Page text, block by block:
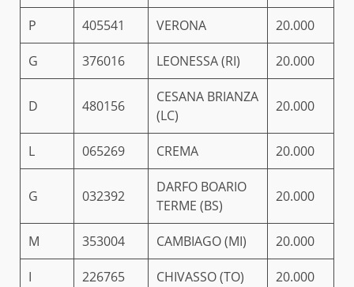
P 405541 VERONA 20.000
G 376016 LEONESSA (RI) 20.000
D 480156
CESANA BRIANZA
(LC)
20.000
L 065269 CREMA 20.000
G 032392
DARFO BOARIO
TERME (BS)
20.000
M 353004 CAMBIAGO (MI) 20.000
I 226765 CHIVASSO (TO) 20.000